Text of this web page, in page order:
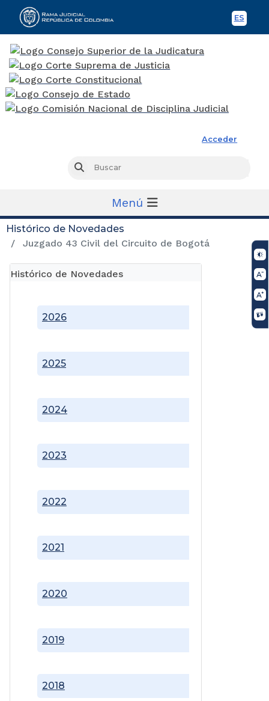
ES
Acceder
Buscar
Menú
Histórico de Novedades
Juzgado 43 Civil del Circuito de Bogotá
Histórico de Novedades
2018
2019
2020
2021
2022
2023
2024
2025
2026